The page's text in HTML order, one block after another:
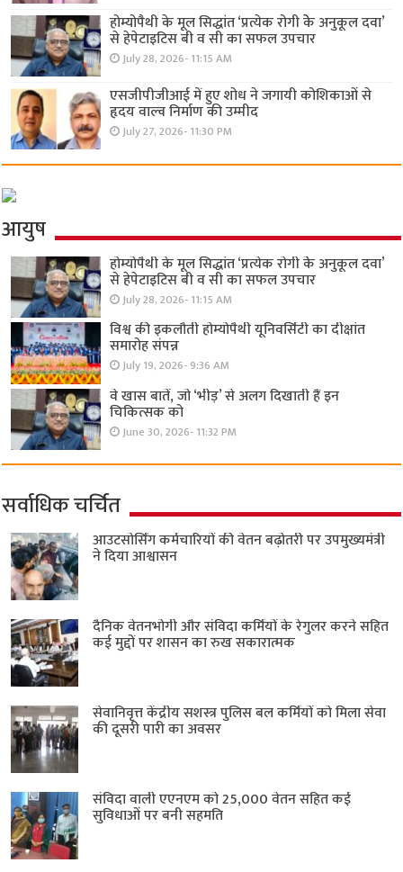
होम्योपैथी के मूल सिद्धांत ‘प्रत्येक रोगी केे अनुकूल दवा’
से हेपेटाइटिस बी व सी का सफल उपचार
July 28, 2026- 11:15 AM
एसजीपीजीआई में हुए शोध ने जगायी कोशिकाओं से
हृदय वाल्व निर्माण की उम्मीद
July 27, 2026- 11:30 PM
आयुष
होम्योपैथी के मूल सिद्धांत ‘प्रत्येक रोगी केे अनुकूल दवा’
से हेपेटाइटिस बी व सी का सफल उपचार
July 28, 2026- 11:15 AM
विश्व की इकलौती होम्योपैथी यूनिवर्सिटी का दीक्षांत
समारोह संपन्न
July 19, 2026- 9:36 AM
वे खास बातें, जो ‘भीड़’ से अलग दिखाती हैं इन
चिकित्सक को
June 30, 2026- 11:32 PM
सर्वाधिक चर्चित
आउटसोर्सिंग कर्मचारियों की वेतन बढ़ोतरी पर उपमुख्यमंत्री
ने दिया आश्वासन
दैनिक वेतनभोगी और संविदा कर्मियों के रेगुलर करने सहित
कई मुद्दों पर शासन का रुख सकारात्मक
सेवानिवृत्त केंद्रीय सशस्त्र पुलिस बल ​कर्मियों को मिला सेवा
की दूसरी पारी का अवसर
संविदा वाली एएनएम को 25,000 वेतन सहित कई
सुविधाओं पर बनी सहमति